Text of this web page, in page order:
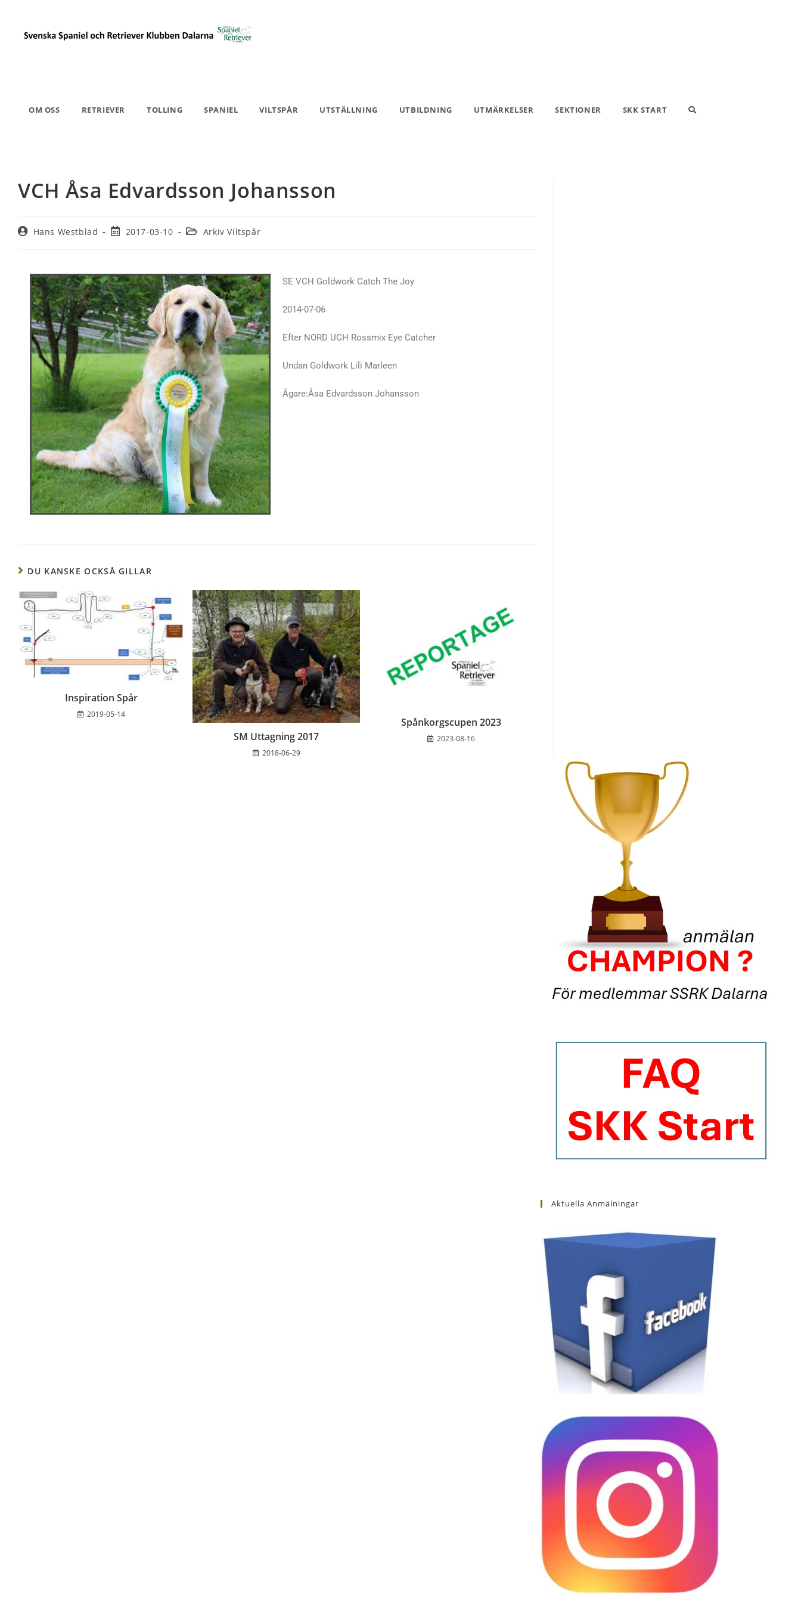
OM OSS RETRIEVER TOLLING SPANIEL VILTSPÅR UTSTÄLLNING UTBILDNING UTMÄRKELSER SEKTIONER SKK START
VCH Åsa Edvardsson Johansson
Hans Westblad 2017-03-10 Arkiv Viltspår
SE VCH Goldwork Catch The Joy
2014-07-06
Efter NORD UCH Rossmix Eye Catcher
Undan Goldwork Lili Marleen
Ägare:Åsa Edvardsson Johansson
DU KANSKE OCKSÅ GILLAR
Inspiration Spår
2019-05-14
SM Uttagning 2017
2018-06-29
Spånkorgscupen 2023
2023-08-16
Aktuella Anmälningar